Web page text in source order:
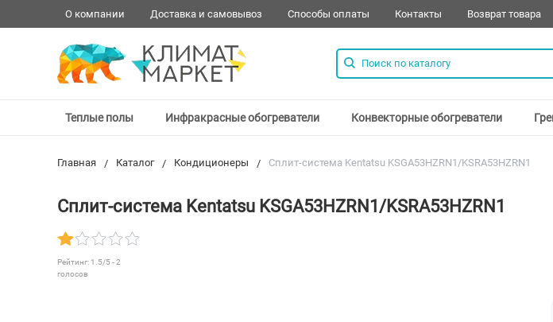
О компании Доставка и самовывоз Способы оплаты Контакты Возврат товара
Теплые полы Инфракрасные обогреватели Конвекторные обогреватели
Главная Каталог Кондиционеры Сплит-система Kentatsu KSGA53HZRN1/KSRA53HZRN1
Сплит-система Kentatsu KSGA53HZRN1/KSRA53HZRN1
Рейтинг: 1.5/5 -2
голосов